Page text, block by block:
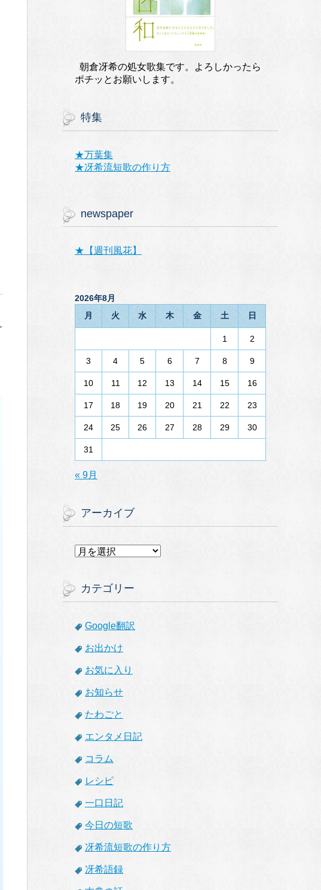
朝倉冴希の処女歌集です。よろしかったら
ポチッとお願いします。
特集
★万葉集
★冴希流短歌の作り方
newspaper
★【週刊風花】
2026年8月
月
火 水 木 金 土 日
1 2
3 4 5 6 7 8 9
10 11 12 13 14 15 16
17 18 19 20 21 22 23
24 25 26 27 28 29 30
31
« 9月
アーカイブ
ア
イ
ブ
カテゴリー
Google翻訳
お出かけ
お気に入り
お知らせ
たわごと
エンタメ日記
コラム
レシピ
一口日記
今日の短歌
冴希流短歌の作り方
冴希語録